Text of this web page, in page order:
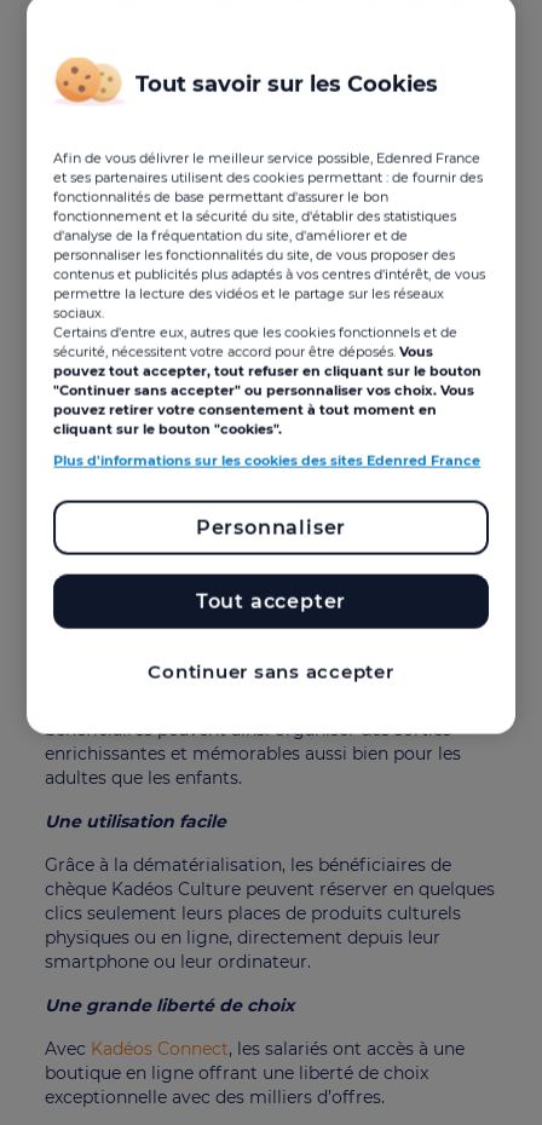
Les avantages du chèque
bénéficiaires et le CSE
Le chèque Kadéos Culture offre le meilleur de la
culture à ses bénéficiaires tout en facilitant la vie des
élus du CSE.
Du côté des salariés
Le chèque Kadéos Culture est livré avec de
nombreux avantages pour les bénéficiaires !
Des produits culturels pour tous les centres
d’intérêt
Les bénéficiaires peuvent profiter d’une large
gamme de produits et services culturels, tels que des
places de spectacles, des concerts, des expositions,
des musées, des téléchargements de contenus
culturels, etc.
chèques Kadéos cultureouvrent l’accès à des
bénéficiaires peuvent ainsi organiser des sorties
enrichissantes et mémorables aussi bien pour les
adultes que les enfants.
Une utilisation facile
Grâce à la dématérialisation, les bénéficiaires de
chèque Kadéos Culture peuvent réserver en quelques
clics seulement leurs places de produits culturels
physiques ou en ligne, directement depuis leur
smartphone ou leur ordinateur.
Une grande liberté de choix
Avec Kadéos Connect, les salariés ont accès à une
boutique en ligne offrant une liberté de choix
exceptionnelle avec des milliers d’offres.
Tout savoir sur les Cookies
Afin de vous délivrer le meilleur service possible, Edenred France
et ses partenaires utilisent des cookies permettant : de fournir des
fonctionnalités de base permettant d'assurer le bon
fonctionnement et la sécurité du site, d'établir des statistiques
d'analyse de la fréquentation du site, d'améliorer et de
personnaliser les fonctionnalités du site, de vous proposer des
contenus et publicités plus adaptés à vos centres d'intérêt, de vous
permettre la lecture des vidéos et le partage sur les réseaux
sociaux.
Certains d'entre eux, autres que les cookies fonctionnels et de
sécurité, nécessitent votre accord pour être déposés.Vous
pouvez tout accepter, tout refuser en cliquant sur le bouton
"Continuer sans accepter" ou personnaliser vos choix. Vous
pouvez retirer votre consentement à tout moment en
cliquant sur le bouton "cookies".
Plus d'informations sur les cookies des sites Edenred France
Continuer sans accepter
Tout accepter
Personnaliser